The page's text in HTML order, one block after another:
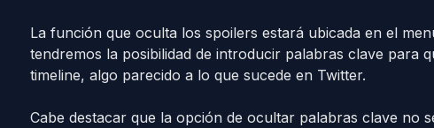
La función que oculta los spoilers estará ubicada en el
tendremos la posibilidad de introducir palabras clave para
timeline, algo parecido a lo que sucede en Twitter.
Cabe destacar que la opción de ocultar palabras clave no